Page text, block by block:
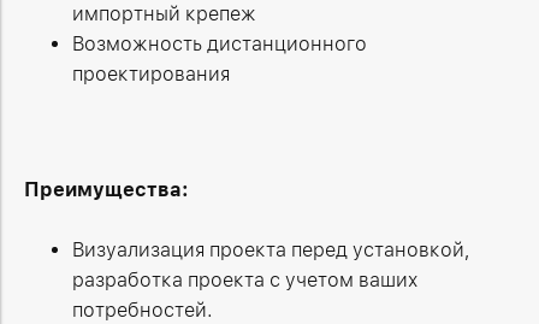
импортный крепеж
Возможность дистанционного
проектирования
Преимущества:
Визуализация проекта перед установкой,
разработка проекта с учетом ваших
потребностей.